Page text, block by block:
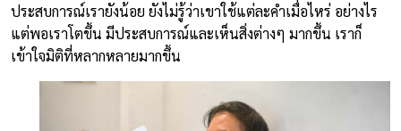
ประสบการณ์เรายังน้อย ยังไม่รู้ว่าเขาใช้แต่ละคำเมื่อไหร่ อย่างไร
แต่พอเราโตขึ้น มีประสบการณ์และเห็นสิ่งต่างๆ มากขึ้น เราก็
เข้าใจมิติที่หลากหลายมากขึ้น